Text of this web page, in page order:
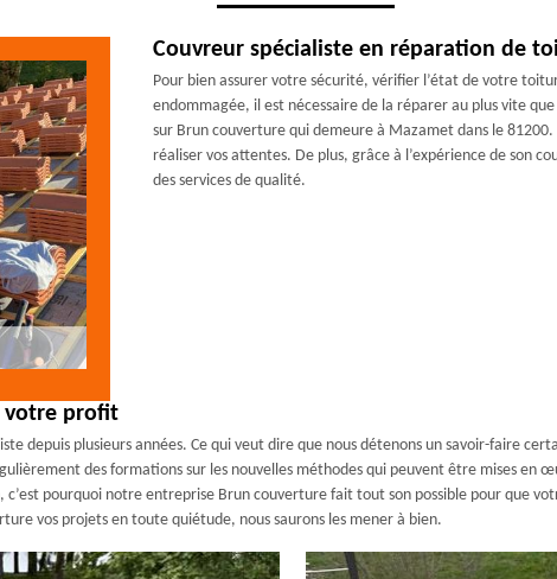
Couvreur spécialiste en réparation de
Pour bien assurer votre sécurité, vérifier l’état de votre
endommagée, il est nécessaire de la réparer au plus vite
sur Brun couverture qui demeure à Mazamet dans le
réaliser vos attentes. De plus, grâce à l’expérience de son
des services de qualité.
votre profit
depuis plusieurs années. Ce qui veut dire que nous détenons un savoir-faire
des formations sur les nouvelles méthodes qui peuvent être mises en
pourquoi notre entreprise Brun couverture fait tout son possible pour que
vos projets en toute quiétude, nous saurons les mener à bien.